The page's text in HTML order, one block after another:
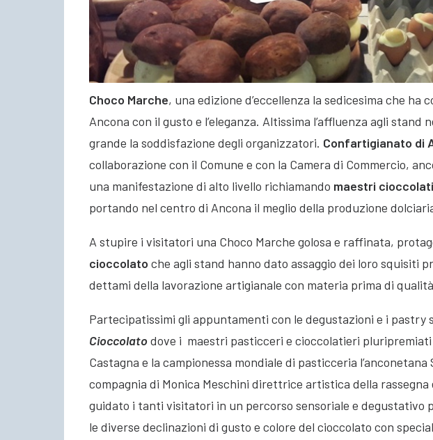
Choco Marche, una edizione d’eccellenza la sedicesima che ha
Ancona con il gusto e l’eleganza. Altissima l’affluenza agli stand
grande la soddisfazione degli organizzatori. Confartigianato di
collaborazione con il Comune e con la Camera di Commercio,
una manifestazione di alto livello richiamando maestri
portando nel centro di Ancona il meglio della produzione
A stupire i visitatori una Choco Marche golosa e raffinata,
cioccolato che agli stand hanno dato assaggio dei loro squisiti
dettami della lavorazione artigianale con materia prima di
Partecipatissimi gli appuntamenti con le degustazioni e i pastry
Cioccolatodove i maestri pasticceri e cioccolatieri pluripremiati
Castagna e la campionessa mondiale di pasticceria
compagnia di Monica Meschini direttrice artistica della rassegna
guidato i tanti visitatori in un percorso sensoriale e degustativo
le diverse declinazioni di gusto e colore del cioccolato con